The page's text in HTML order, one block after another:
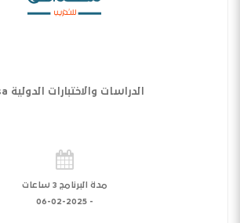
الدراسات والاختبارات الدولية Pisa
مدة البرنامج 3 ساعات
-
06-02-2025